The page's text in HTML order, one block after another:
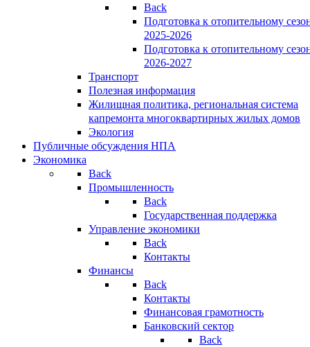
Back
Подготовка к отопительному
2025-2026
Подготовка к отопительному
2026-2027
Транспорт
Полезная информация
Жилищная политика, региональная система
капремонта многоквартирных жилых домов
Экология
Публичные обсуждения НПА
Экономика
Back
Промышленность
Back
Государственная поддержка
Управление экономики
Back
Контакты
Финансы
Back
Контакты
Финансовая грамотность
Банковский сектор
Back